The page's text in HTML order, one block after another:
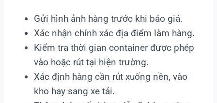
Gửi hình ảnh hàng trước khi báo giá.
Xác nhận chính xác địa điểm làm hàng.
Kiểm tra thời gian container được phép
vào hoặc rút tại hiện trường.
Xác định hàng cần rút xuống nền, vào
kho hay sang xe tải.